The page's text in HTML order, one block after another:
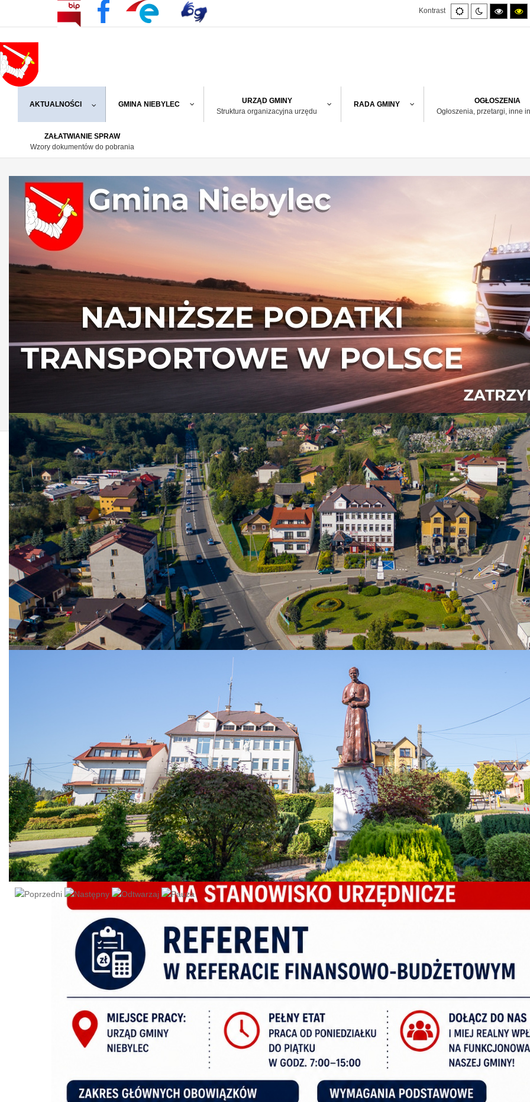
Kontrast
Default
mode
Night
mode
High
black/
AKTUALNOŚCI GMINA NIEBYLEC
URZĄD GMINY
Struktura organizacyjna urzędu
RADA GMINY
OGŁOSZENIA
Ogłoszenia, przetargi, inne
ZAŁATWIANIE SPRAW
Wzory dokumentów do pobrania
AKTUALNOŚCI Z GMINY NIEBYLEC
OGŁOSZENIE O NABORZE NA STANOWISKO URZĘDNICZE
mgodek Opublikowano: 07 maj 2026
INFORMACJA O WYNIKACH NABORU NA WOLNE
STANOWISKO URZĘDNICZE REFERENTA W REFERACIE
FINANSOWO-BUDŻTOWYM URZĘDU GMINY